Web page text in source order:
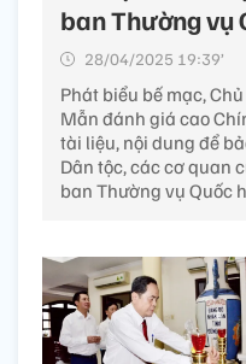
ban Thường vụ
28/04/2025 19:39’
Phát biểu bế mạc,
Mẫn đánh giá cao
tài liệu, nội dung để
Dân tộc, các cơ quan
ban Thường vụ Quốc